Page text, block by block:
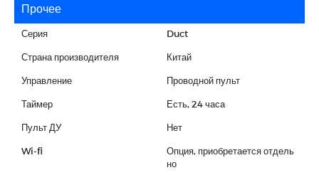
Прочее
Серия Duct
Страна производителя Китай
Управление Проводной пульт
Таймер Есть, 24 часа
Пульт ДУ Нет
Wi-fi
Опция, приобретается отдель
но